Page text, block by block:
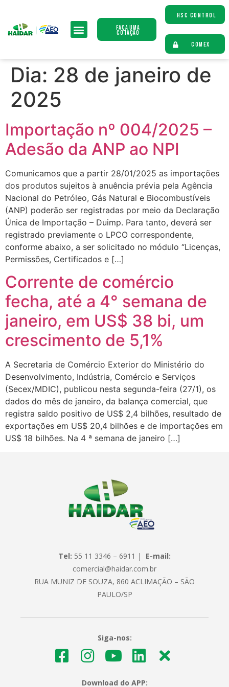
Faça uma
Cotação
HSC CONTROL
COMEX
Dia: 28 de janeiro de
2025
Importação nº 004/2025 –
Adesão da ANP ao NPI
Comunicamos que a partir 28/01/2025 as importações
dos produtos sujeitos à anuência prévia pela Agência
Nacional do Petróleo, Gás Natural e Biocombustíveis
(ANP) poderão ser registradas por meio da Declaração
Única de Importação – Duimp. Para tanto, deverá ser
registrado previamente o LPCO correspondente,
conforme abaixo, a ser solicitado no módulo “Licenças,
Permissões, Certificados e […]
Corrente de comércio
fecha, até a 4° semana de
janeiro, em US$ 38 bi, um
crescimento de 5,1%
A Secretaria de Comércio Exterior do Ministério do
Desenvolvimento, Indústria, Comércio e Serviços
(Secex/MDIC), publicou nesta segunda-feira (27/1), os
dados do mês de janeiro, da balança comercial, que
registra saldo positivo de US$ 2,4 bilhões, resultado de
exportações em US$ 20,4 bilhões e de importações em
US$ 18 bilhões. Na 4 ª semana de janeiro […]
Tel: 55 11 3346 – 6911 | E-mail:
comercial@haidar.com.br
RUA MUNIZ DE SOUZA, 860 ACLIMAÇÃO – SÃO
PAULO/SP
Siga-nos:
Download do APP: